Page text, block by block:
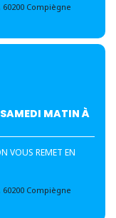
Compiègne
MATIN À
VOUS REMET EN
Compiègne